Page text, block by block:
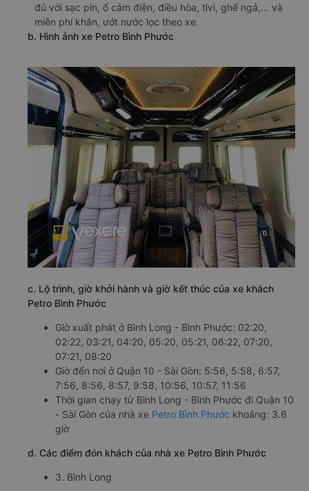
đủ với sạc pin, ổ cắm điện, điều hòa, tivi, ghế ngả,… và
miễn phí khăn, ướt nước lọc theo xe.
b. Hình ảnh xe Petro Bình Phước
c. Lộ trình, giờ khởi hành và giờ kết thúc của xe khách
Petro Bình Phước
Giờ xuất phát ở Bình Long - Bình Phước: 02:20,
02:22, 03:21, 04:20, 05:20, 05:21, 06:22, 07:20,
07:21, 08:20
Giờ đến nơi ở Quận 10 - Sài Gòn: 5:56, 5:58, 6:57,
7:56, 8:56, 8:57, 9:58, 10:56, 10:57, 11:56
Thời gian chạy từ Bình Long - Bình Phước đi Quận 10
- Sài Gòn của nhà xe Petro Bình Phước khoảng: 3.6
giờ
d. Các điểm đón khách của nhà xe Petro Bình Phước
3. Bình Long